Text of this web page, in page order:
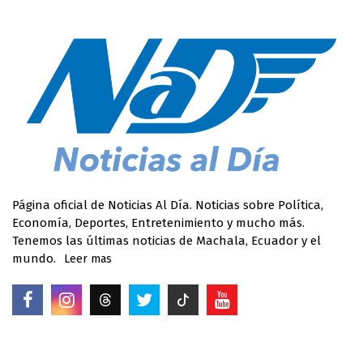
Página oficial de Noticias Al Día. Noticias sobre Política,
Economía, Deportes, Entretenimiento y mucho más.
Tenemos las últimas noticias de Machala, Ecuador y el
mundo.
Leer mas